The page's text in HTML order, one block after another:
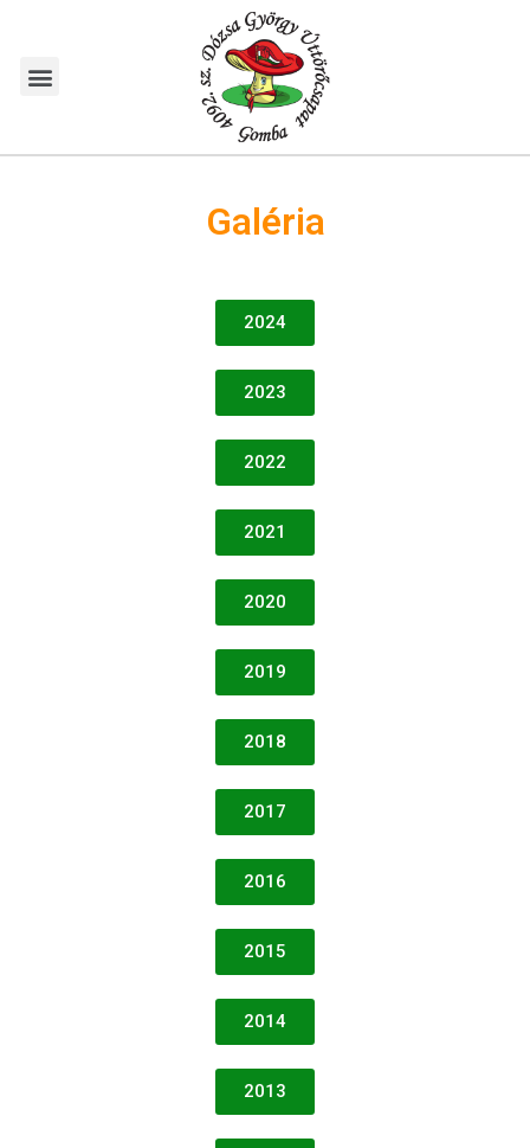
Galéria
2024
2023
2022
2021
2020
2019
2018
2017
2016
2015
2014
2013